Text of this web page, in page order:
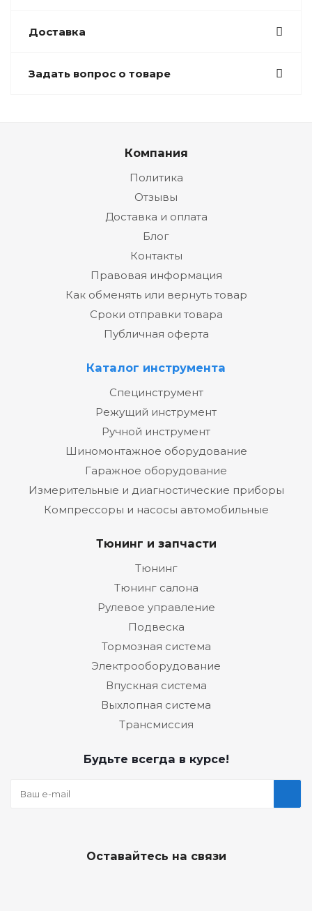
Доставка
Задать вопрос о товаре
Компания
Политика
Отзывы
Доставка и оплата
Блог
Контакты
Правовая информация
Как обменять или вернуть товар
Сроки отправки товара
Публичная оферта
Каталог инструмента
Специнструмент
Режущий инструмент
Ручной инструмент
Шиномонтажное оборудование
Гаражное оборудование
Измерительные и диагностические приборы
Компрессоры и насосы автомобильные
Тюнинг и запчасти
Тюнинг
Тюнинг салона
Рулевое управление
Подвеска
Тормозная система
Электрооборудование
Впускная система
Выхлопная система
Трансмиссия
Будьте всегда в курсе!
Оставайтесь на связи